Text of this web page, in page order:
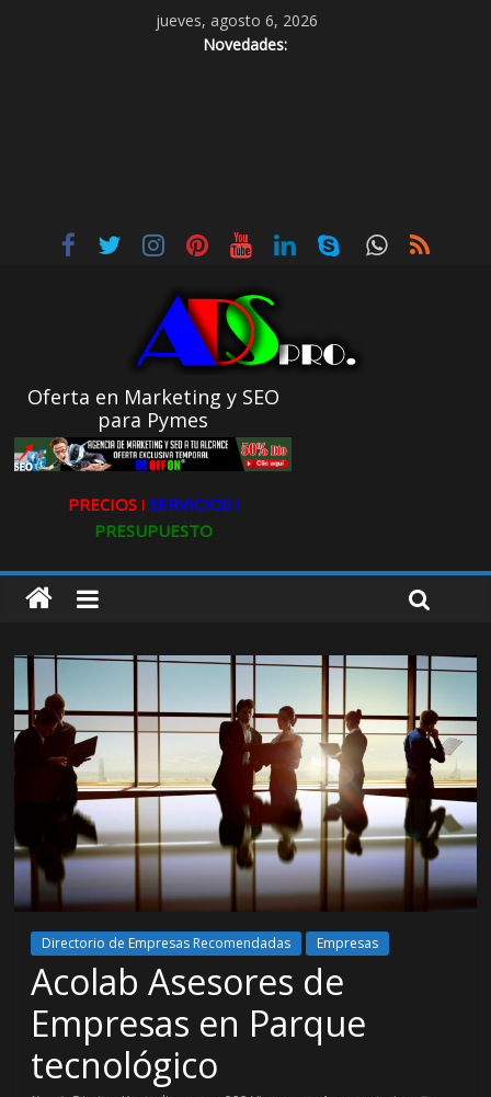
jueves, agosto 6, 2026
Novedades:
Oferta en Marketing y SEO
para Pymes
PRECIOS ǀ SERVICIOS ǀ
PRESUPUESTO
Directorio de Empresas Recomendadas Empresas
Acolab Asesores de
Empresas en Parque
tecnológico